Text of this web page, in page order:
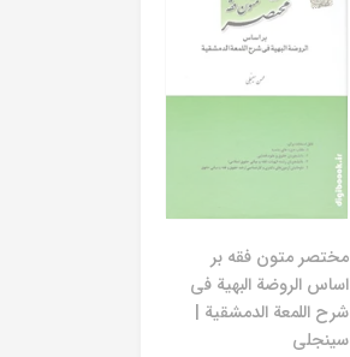
مختصر متون فقه بر
اساس الروضة البهیة فی
شرح اللمعة الدمشقیة |
سینجلی